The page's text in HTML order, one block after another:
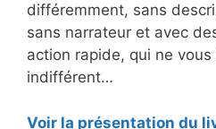
différemment, sans
sans narrateur et avec
action rapide, qui ne vous
indifférent…
Voir la présentation du